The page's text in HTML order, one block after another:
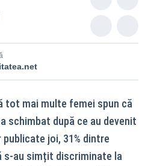
tot mai multe femei spun că
schimbat după ce au devenit
joi, 31% dintre
s-au simțit discriminate la